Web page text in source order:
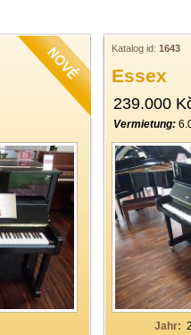
Katalog id: 1643
Essex
239.000
Vermietung:
Jahr: